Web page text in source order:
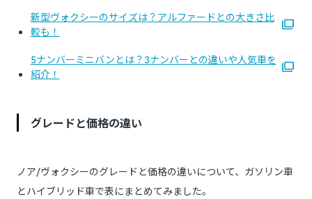
新型ヴォクシーのサイズは？アルファードとの大きさ比
較も！
5ナンバーミニバンとは？3ナンバーとの違いや人気車を
紹介！
グレードと価格の違い
ノア/ヴォクシーのグレードと価格の違いについて、ガソリン車
とハイブリッド車で表にまとめてみました。